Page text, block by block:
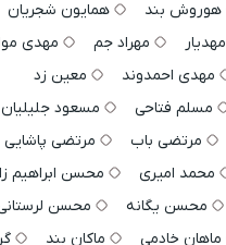
هوروش بند
همایون شجریان
مهدیار مهراد جم
مهدی
مهدی احمدوند
معین زد
مسلم فتاحی
مسعود جلیلیان
مرتضی باب
مرتضی پاشایی
محمد امیری
محسن ابراهیم
محسن یگانه
محسن
ماهان خادمی ماکان بند